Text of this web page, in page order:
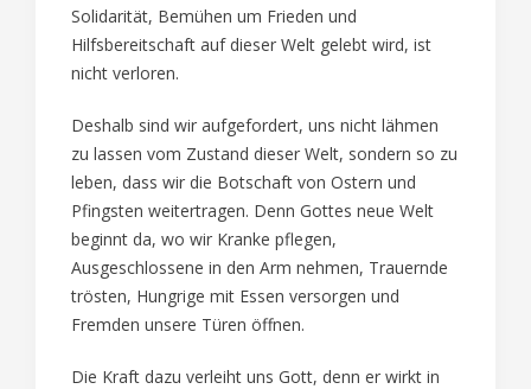
Solidarität, Bemühen um Frieden und
Hilfsbereitschaft auf dieser Welt gelebt wird, ist
nicht verloren.
Deshalb sind wir aufgefordert, uns nicht lähmen
zu lassen vom Zustand dieser Welt, sondern so zu
leben, dass wir die Botschaft von Ostern und
Pfingsten weitertragen. Denn Gottes neue Welt
beginnt da, wo wir Kranke pflegen,
Ausgeschlossene in den Arm nehmen, Trauernde
trösten, Hungrige mit Essen versorgen und
Fremden unsere Türen öffnen.
Die Kraft dazu verleiht uns Gott, denn er wirkt in